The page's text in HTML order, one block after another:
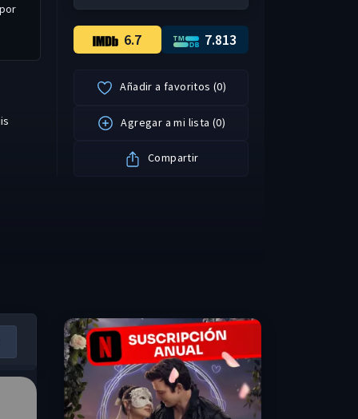
6.7 7.813
Añadir a favoritos (0)
Agregar a mi lista (0)
Compartir